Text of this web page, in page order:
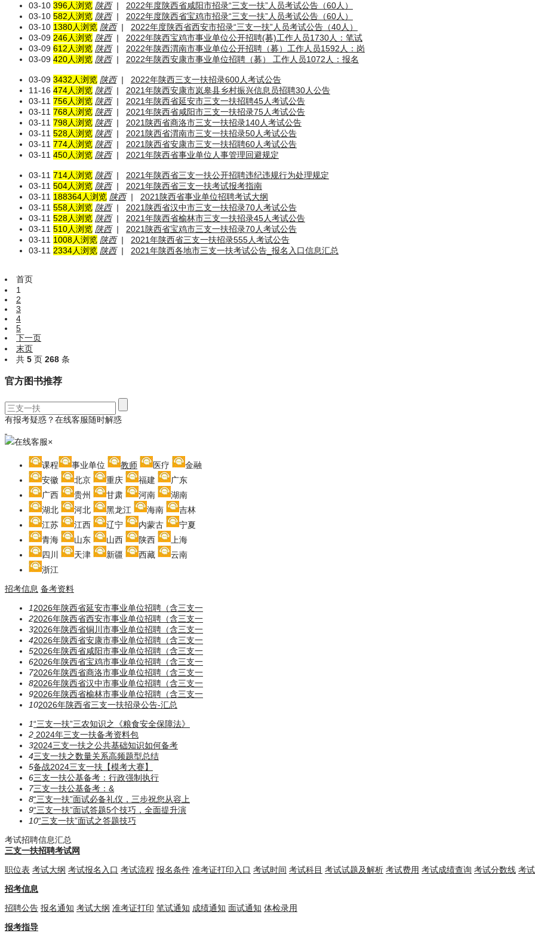
03-10 396人浏览 陕西|
2022年度陕西省咸阳市招录“三支一扶”人员考试公告（60人）
03-10 582人浏览 陕西|
2022年度陕西省宝鸡市招录“三支一扶”人员考试公告（60人）
03-10 1380人浏览 陕西|
2022年度陕西省西安市招录“三支一扶”人员考试公告（40人）
03-09 246人浏览 陕西|
2022年陕西宝鸡市事业单位公开招聘(募)工作人员1730人：笔试
03-09 612人浏览 陕西|
2022年陕西渭南市事业单位公开招聘（募）工作人员1592人：岗
03-09 420人浏览 陕西| 2022年陕西安康市事业单位招聘（募） 工作人员1072人：报名
03-09 3432人浏览 陕西|
2022年陕西三支一扶招录600人考试公告
11-16 474人浏览 陕西|
2021年陕西安康市岚皋县乡村振兴信息员招聘30人公告
03-11 756人浏览 陕西|
2021年陕西省延安市三支一扶招聘45人考试公告
03-11 768人浏览 陕西|
2021年陕西省咸阳市三支一扶招录75人考试公告
03-11 798人浏览 陕西|
2021陕西省商洛市三支一扶招录140人考试公告
03-11 528人浏览 陕西|
2021陕西省渭南市三支一扶招录50人考试公告
03-11 774人浏览 陕西|
2021陕西省安康市三支一扶招聘60人考试公告
03-11 450人浏览 陕西| 2021年陕西省事业单位人事管理回避规定
03-11 714人浏览 陕西|
2021年陕西省三支一扶公开招聘违纪违规行为处理规定
03-11 504人浏览 陕西|
2021年陕西省三支一扶考试报考指南
03-11 188364人浏览 陕西|
2021陕西省事业单位招聘考试大纲
03-11 558人浏览 陕西|
2021陕西省汉中市三支一扶招录70人考试公告
03-11 528人浏览 陕西|
2021年陕西省榆林市三支一扶招录45人考试公告
03-11 510人浏览 陕西|
2021陕西省宝鸡市三支一扶招录70人考试公告
03-11 1008人浏览 陕西|
2021年陕西省三支一扶招录555人考试公告
03-11 2334人浏览 陕西| 2021年陕西各地市三支一扶考试公告_报名入口信息汇总
首页
1
2
3
4
5
下一页
末页
共 5 页 268 条
官方图书推荐
有报考疑惑？在线客服随时解惑
在线客服×
课程 事业单位 教师 医疗
金融
安徽
北京 重庆 福建
广东
广西
贵州 甘肃 河南
湖南
湖北
河北 黑龙江 海南
吉林
江苏
江西 辽宁 内蒙古
宁夏
青海
山东 山西 陕西
上海
四川
天津 新疆 西藏
云南
浙江
招考信息 备考资料
12026年陕西省延安市事业单位招聘（含三支一
22026年陕西省西安市事业单位招聘（含三支一
32026年陕西省铜川市事业单位招聘（含三支一
42026年陕西省安康市事业单位招聘（含三支一
52026年陕西省咸阳市事业单位招聘（含三支一
62026年陕西省宝鸡市事业单位招聘（含三支一
72026年陕西省商洛市事业单位招聘（含三支一
82026年陕西省汉中市事业单位招聘（含三支一
92026年陕西省榆林市事业单位招聘（含三支一
102026年陕西省三支一扶招录公告-汇总
1“三支一扶”三农知识之《粮食安全保障法》
2 2024年三支一扶备考资料包
32024三支一扶之公共基础知识如何备考
4三支一扶之数量关系高频题型总结
5备战2024三支一扶【模考大赛】
6三支一扶公基备考：行政强制执行
7三支一扶公基备考：​​​&
8“三支一扶”面试必备礼仪，三步祝您从容上
9“三支一扶”面试答题5个技巧，全面提升演
10“三支一扶”面试之答题技巧
考试招聘信息汇总
三支一扶招聘考试网
职位表 考试大纲 考试报名入口 考试流程 报名条件 准考证打印入口 考试时间 考试科目 考试试题及解析 考试费用 考试成绩查询 考试分数线 考
招考信息
招聘公告 报名通知 考试大纲 准考证打印 笔试通知 成绩通知 面试通知 体检录用
报考指导